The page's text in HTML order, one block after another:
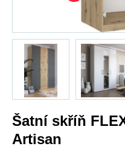
Šatní skříň
Artisan